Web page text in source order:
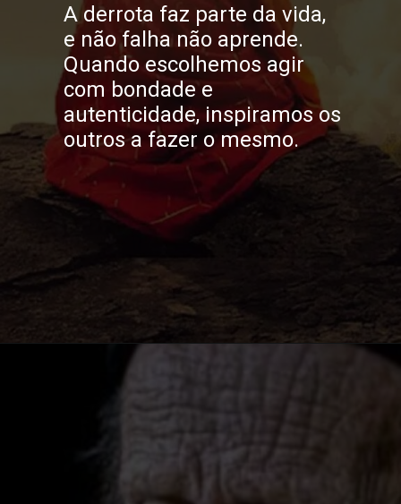
A derrota faz parte da vida,
e não falha não aprende.
Quando escolhemos agir
com bondade e
autenticidade, inspiramos os
outros a fazer o mesmo.